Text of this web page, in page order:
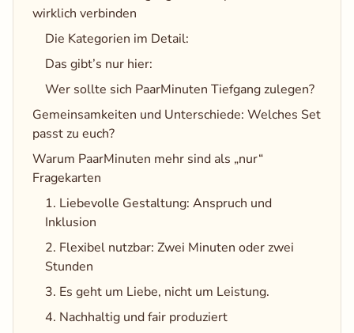
wirklich verbinden
Die Kategorien im Detail:
Das gibt’s nur hier:
Wer sollte sich PaarMinuten Tiefgang zulegen?
Gemeinsamkeiten und Unterschiede: Welches Set
passt zu euch?
Warum PaarMinuten mehr sind als ​„nur​“
Fragekarten
1. Liebevolle Gestaltung: Anspruch und
Inklusion
2. Flexibel nutzbar: Zwei Minuten oder zwei
Stunden
3. Es geht um Liebe, nicht um Leistung.
4. Nachhaltig und fair produziert